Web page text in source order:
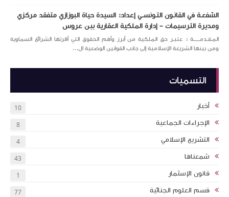
الشفعـة في القانـون التـونســي إعداد: السيدة حياة البوزازي متفقد مركزي
ومديرة الترسيمات – إدارة الملكية العقارية ببن عروس
المـقـدمــــــة : عتبـر حق الملكية من أبرز وأهم الحقوق التي أقرتها الشرائع السماوية
ومن بينها الشريعة الإسلامية إلى جانب القوانين الوضعية ال...
التسميات
أخبار 10
الإجراءات الجماعية 8
التشريع الإسلامي 4
شمعناها 43
قانون الإسثمار 1
قسم العلوم الجنائية 77